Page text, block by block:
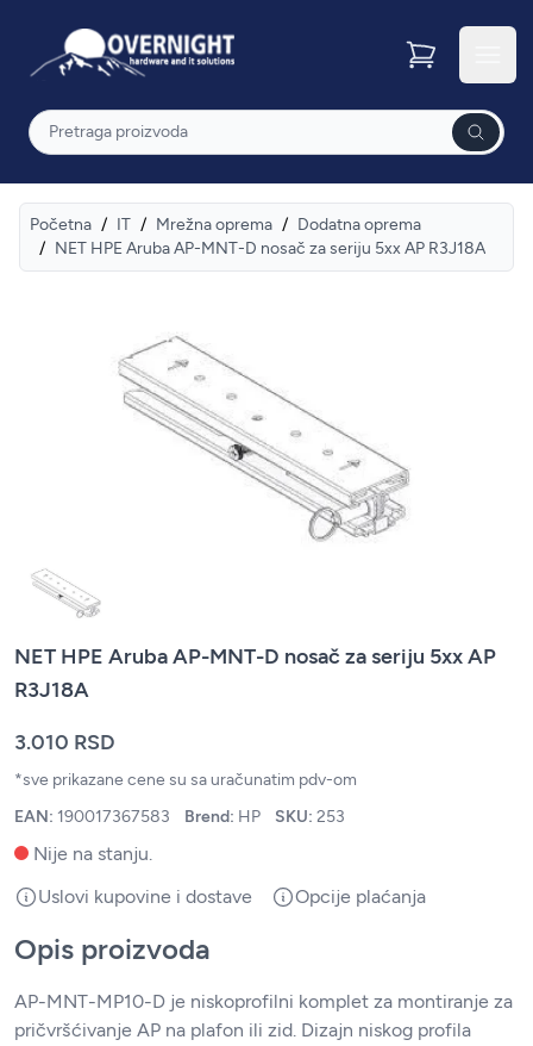
Overnight
Pretraga
Početna / IT / Mrežna oprema / Dodatna oprema
/ NET HPE Aruba AP-MNT-D nosač za seriju 5xx AP R3J18A
NET HPE Aruba AP-MNT-D nosač za seriju 5xx AP
R3J18A
3.010 RSD
*sve prikazane cene su sa uračunatim pdv-om
EAN: 190017367583 Brend: HP SKU: 253
Nije na stanju.
Uslovi kupovine i dostave
Opcije plaćanja
Opis proizvoda
AP-MNT-MP10-D je niskoprofilni komplet za montiranje za
pričvršćivanje AP na plafon ili zid. Dizajn niskog profila